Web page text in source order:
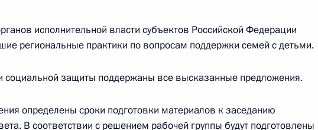
Информационные
ресурсы
Президент России
Конституция России
Государственная
Официальные
сетевые ресурсы
MAX
Rutube
Правовая и
техническая
О портале
информации сайта
О персональных
исполнительной власти субъектов Российской Федерации
региональные практики по вопросам поддержки семей с детьми.
социальной защиты поддержаны все высказанные предложения.
определены сроки подготовки материалов к заседанию
В соответствии с решением рабочей группы будут подготовлены